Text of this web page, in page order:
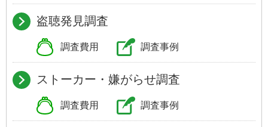
盗聴発見調査
調査費用 調査事例
ストーカー・嫌がらせ調査
調査費用 調査事例